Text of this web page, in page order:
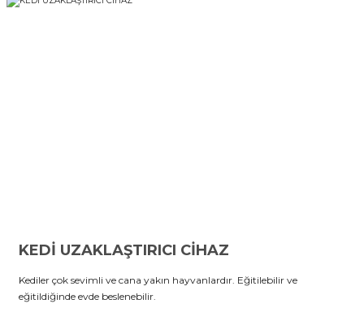
KEDİ UZAKLAŞTIRICI CİHAZ
Kediler çok sevimli ve cana yakın hayvanlardır. Eğitilebilir ve
eğitildiğinde evde beslenebilir.